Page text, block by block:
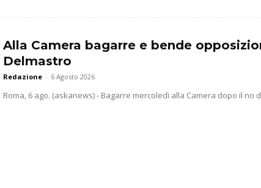
Alla Camera bagarre e bende
Delmastro
Redazione - 6 Agosto 2026
Roma, 6 ago. (askanews) - Bagarre mercoledì alla Camera dopo il no